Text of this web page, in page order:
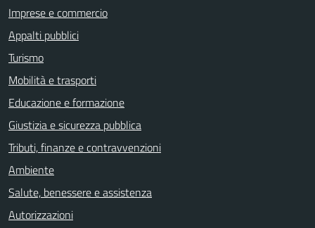
Imprese e commercio
Appalti pubblici
Turismo
Mobilità e trasporti
Educazione e formazione
Giustizia e sicurezza pubblica
Tributi, finanze e contravvenzioni
Ambiente
Salute, benessere e assistenza
Autorizzazioni